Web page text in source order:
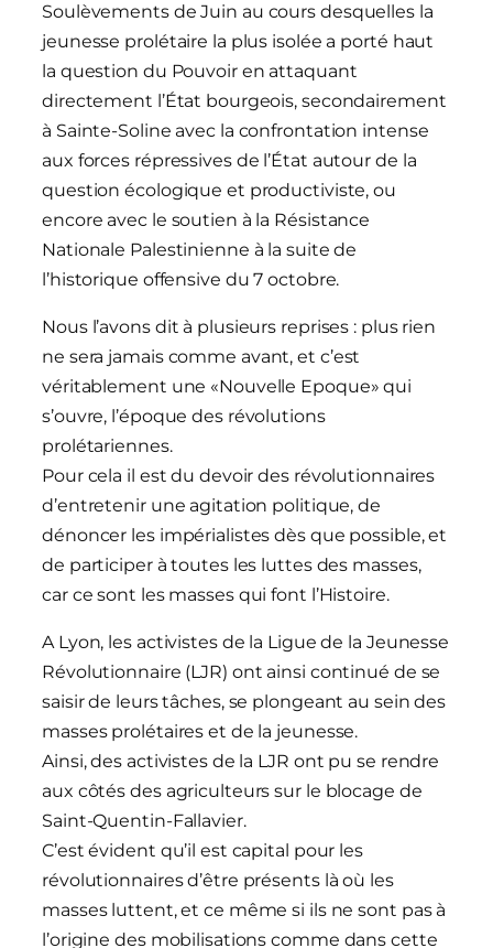
Soulèvements de Juin au cours desquelles la
jeunesse prolétaire la plus isolée a porté haut
la question du Pouvoir en attaquant
directement l’État bourgeois, secondairement
à Sainte-Soline avec la confrontation intense
aux forces répressives de l’État autour de la
question écologique et productiviste, ou
encore avec le soutien à la Résistance
Nationale Palestinienne à la suite de
l’historique offensive du 7 octobre.
Nous l’avons dit à plusieurs reprises : plus rien
ne sera jamais comme avant, et c’est
véritablement une «Nouvelle Epoque» qui
s’ouvre, l’époque des révolutions
prolétariennes.
Pour cela il est du devoir des révolutionnaires
d’entretenir une agitation politique, de
dénoncer les impérialistes dès que possible, et
de participer à toutes les luttes des masses,
car ce sont les masses qui font l’Histoire.
A Lyon, les activistes de la Ligue de la Jeunesse
Révolutionnaire (LJR) ont ainsi continué de se
saisir de leurs tâches, se plongeant au sein des
masses prolétaires et de la jeunesse.
Ainsi, des activistes de la LJR ont pu se rendre
aux côtés des agriculteurs sur le blocage de
Saint-Quentin-Fallavier.
C’est évident qu’il est capital pour les
révolutionnaires d’être présents là où les
masses luttent, et ce même si ils ne sont pas à
l’origine des mobilisations comme dans cette